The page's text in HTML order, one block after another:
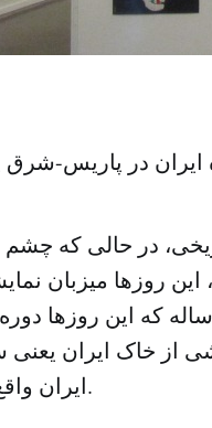
ایران در پاریس-
در حالی که چشم
روزها میزبان
از خاک ایران
ایران واقع است.